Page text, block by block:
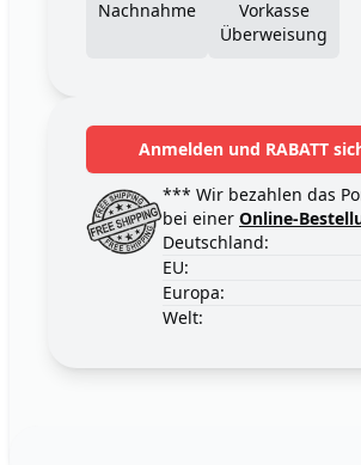
Nachnahme
Vorkasse
Überweisung
Anmelden und RABATT
*** Wir bezahlen das
bei einer Online-
Deutschland:
EU:
Europa:
Welt: